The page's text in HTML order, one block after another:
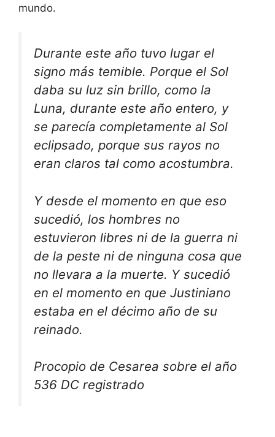
mundo.
Durante este año tuvo lugar el
signo más temible. Porque el Sol
daba su luz sin brillo, como la
Luna, durante este año entero, y
se parecía completamente al Sol
eclipsado, porque sus rayos no
eran claros tal como acostumbra.
Y desde el momento en que eso
sucedió, los hombres no
estuvieron libres ni de la guerra ni
de la peste ni de ninguna cosa que
no llevara a la muerte. Y sucedió
en el momento en que Justiniano
estaba en el décimo año de su
reinado.
Procopio de Cesarea sobre el año
536 DC registrado